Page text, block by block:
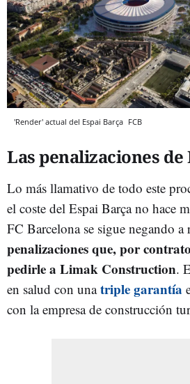
'Render' actual del Espai Barça FCB
Las penalizaciones
Lo más llamativo de todo este
el coste del Espai Barça no hace
FC Barcelona se sigue negando a
penalizaciones que, por
pedirle a Limak Construction.
en salud con una triple garantía
con la empresa de construcción